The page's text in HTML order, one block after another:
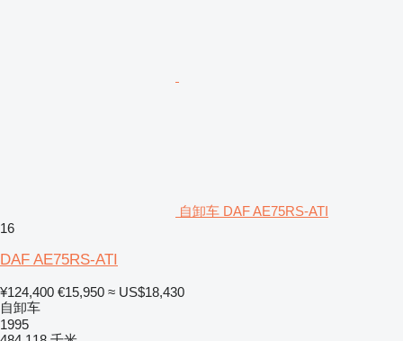
自卸车 DAF AE75RS-ATI
16
DAF AE75RS-ATI
¥124,400 €15,950 ≈ US$18,430
自卸车
1995